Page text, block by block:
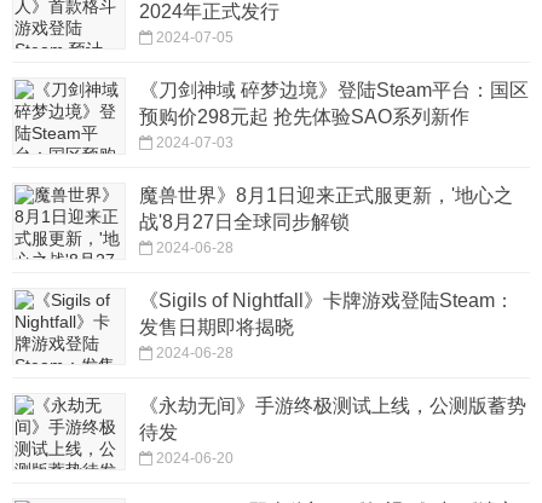
2024年正式发行
2024-07-05
《刀剑神域 碎梦边境》登陆Steam平台：国区
预购价298元起 抢先体验SAO系列新作
2024-07-03
魔兽世界》8月1日迎来正式服更新，'地心之
战'8月27日全球同步解锁
2024-06-28
《Sigils of Nightfall》卡牌游戏登陆Steam：
发售日期即将揭晓
2024-06-28
《永劫无间》手游终极测试上线，公测版蓄势
待发
2024-06-20